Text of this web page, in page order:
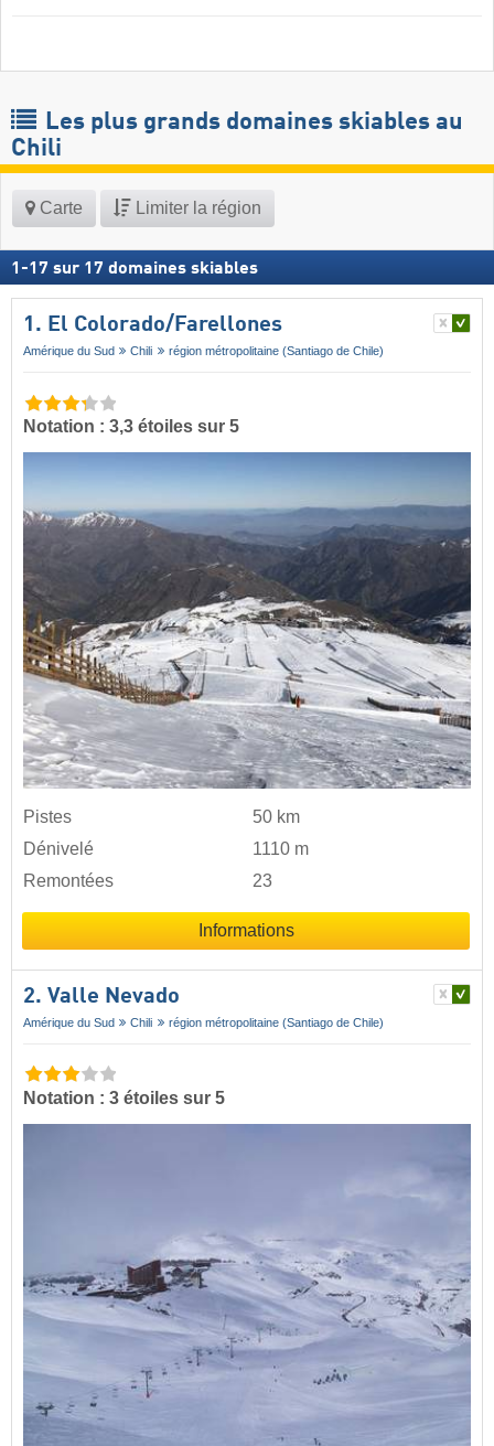
Les plus grands domaines skiables au
Chili
Carte Limiter la région
1 -17 sur 17 domaines skiables
1. El Colorado/​Farellones
Amérique du Sud Chili région métropolitaine (Santiago de Chile)
Notation : 3,3 étoiles sur 5
Pistes
50 km
Dénivelé
1110 m
Remontées
23
Informations
2. Valle Nevado
Amérique du Sud Chili région métropolitaine (Santiago de Chile)
Notation : 3 étoiles sur 5